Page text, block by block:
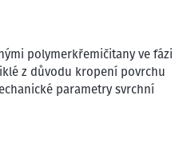
polymerkřemičitany ve fázi
z důvodu kropení povrchu
parametry svrchní